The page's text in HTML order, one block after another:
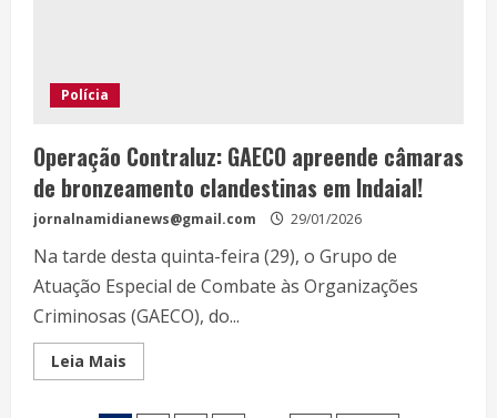
Polícia
Operação Contraluz: GAECO apreende câmaras
de bronzeamento clandestinas em Indaial!
jornalnamidianews@gmail.com 29/01/2026
Na tarde desta quinta-feira (29), o Grupo de
Atuação Especial de Combate às Organizações
Criminosas (GAECO), do...
Leia Mais